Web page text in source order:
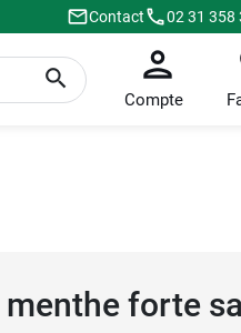
Contact 02 31 358
Compte
forte